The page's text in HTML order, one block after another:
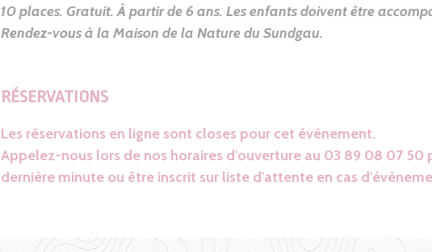
10 places. Gratuit. À partir de 6 ans. Les enfants doivent être
Rendez-vous à la Maison de la Nature du Sundgau.
RÉSERVATIONS
Les réservations en ligne sont closes pour cet événement.
Appelez-nous lors de nos horaires d'ouverture au 03 89 08 07 50
dernière minute ou être inscrit sur liste d'attente en cas